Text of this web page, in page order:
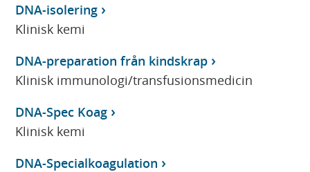
DNA-isolering
Klinisk kemi
DNA-preparation från kindskrap
Klinisk immunologi/transfusionsmedicin
DNA-Spec Koag
Klinisk kemi
DNA-Specialkoagulation